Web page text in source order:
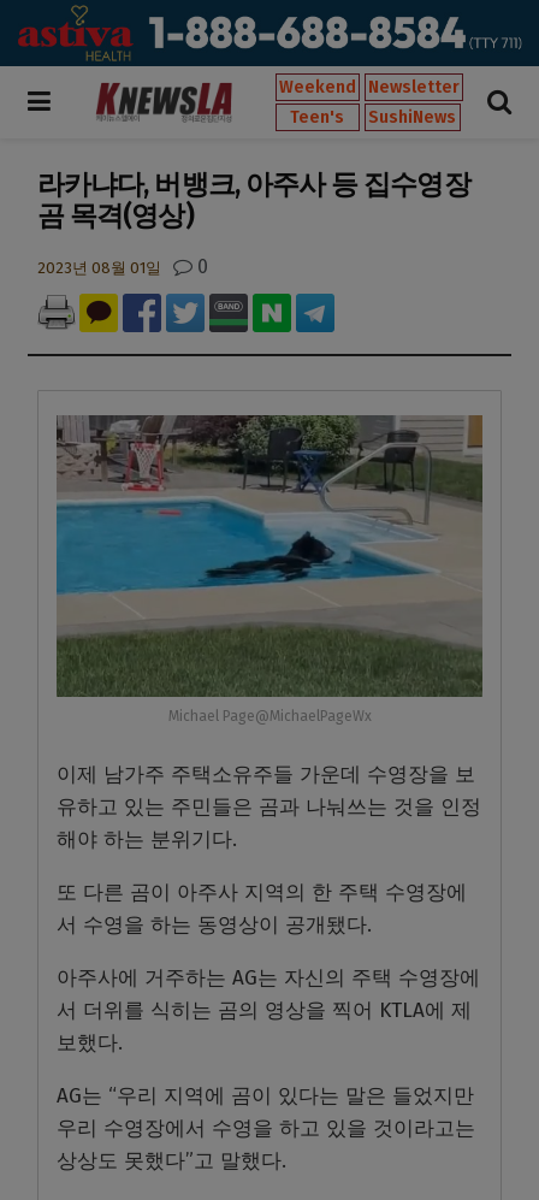
Weekend
Newsletter
Teen's
SushiNews
라카냐다, 버뱅크, 아주사 등 집수영장
곰 목격(영상)
2023년 08월 01일 0
Michael Page@MichaelPageWx
이제 남가주 주택소유주들 가운데 수영장을 보
유하고 있는 주민들은 곰과 나눠쓰는 것을 인정
해야 하는 분위기다.
또 다른 곰이 아주사 지역의 한 주택 수영장에
서 수영을 하는 동영상이 공개됐다.
아주사에 거주하는 AG는 자신의 주택 수영장에
서 더위를 식히는 곰의 영상을 찍어 KTLA에 제
보했다.
AG는 “우리 지역에 곰이 있다는 말은 들었지만
우리 수영장에서 수영을 하고 있을 것이라고는
상상도 못했다”고 말했다.